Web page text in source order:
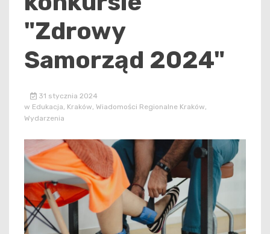
"Zdrowy
Samorząd 2024"
31 stycznia 2024
w Edukacja, Kraków, Wiadomości Regionalne Kraków,
Wydarzenia